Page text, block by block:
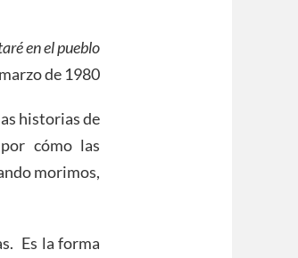
en el pueblo
de 1980
historias de
cómo las
morimos,
Es la forma